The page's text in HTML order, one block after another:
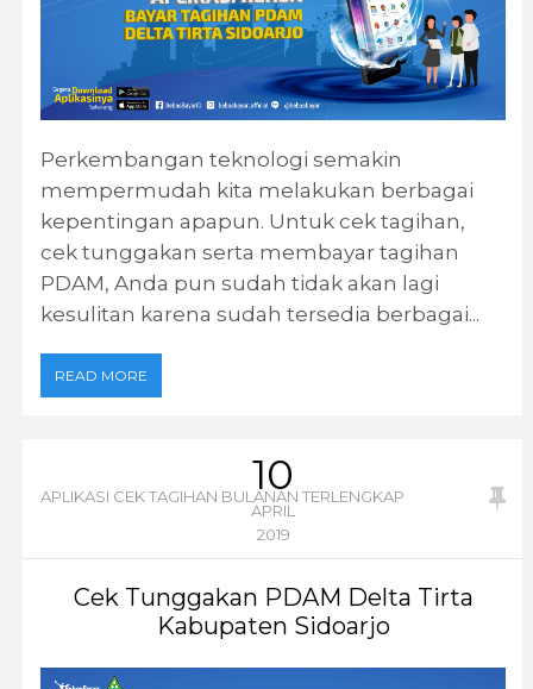
Perkembangan teknologi semakin
mempermudah kita melakukan berbagai
kepentingan apapun. Untuk cek tagihan,
cek tunggakan serta membayar tagihan
PDAM, Anda pun sudah tidak akan lagi
kesulitan karena sudah tersedia berbagai...
READ MORE
10
APRIL
2019
APLIKASI CEK TAGIHAN BULANAN TERLENGKAP
Cek Tunggakan PDAM Delta Tirta
Kabupaten Sidoarjo